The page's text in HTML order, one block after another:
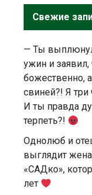
Свежие
— Ты
ужин и заявил,
божественно,
свиней?! Я три
И ты правда
терпеть?!
Однолюб и
выглядит
«САДко»,
лет